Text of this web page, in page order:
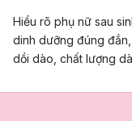
Hiểu rõ phụ nữ sau
dinh dưỡng đúng
dồi dào, chất lượng